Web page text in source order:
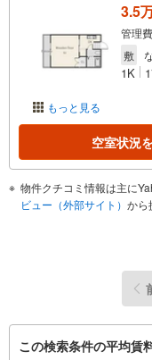
もっと見る
3.5
管理
敷
1K
空室状況
物件クチコミ情報は主に
ビュー（外部サイト） から
この検索条件の平均賃